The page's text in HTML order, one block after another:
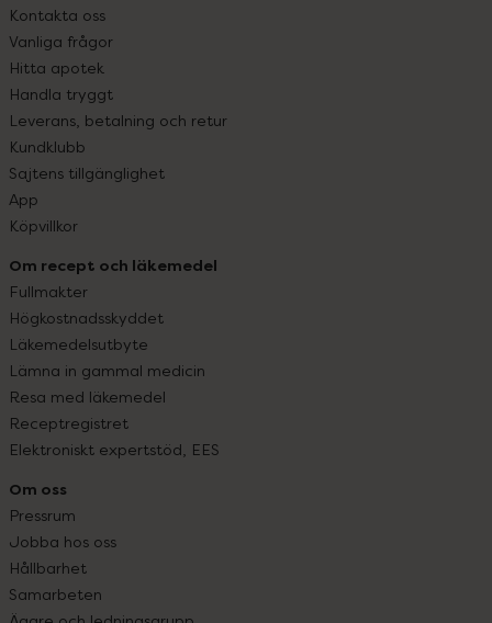
Kontakta oss
Vanliga frågor
Hitta apotek
Handla tryggt
Leverans, betalning och retur
Kundklubb
Sajtens tillgänglighet
App
Köpvillkor
Om recept och läkemedel
Fullmakter
Högkostnadsskyddet
Läkemedelsutbyte
Lämna in gammal medicin
Resa med läkemedel
Receptregistret
Elektroniskt expertstöd, EES
Om oss
Pressrum
Jobba hos oss
Hållbarhet
Samarbeten